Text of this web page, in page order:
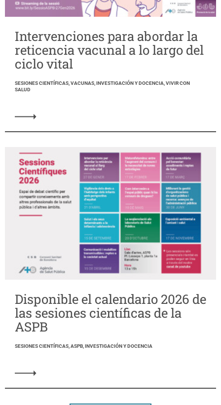
Intervenciones para abordar la
reticencia vacunal a lo largo del
ciclo vital
SESIONES CIENTÍFICAS, VACUNAS, INVESTIGACIÓN Y DOCENCIA, VIVIR CON
SALUD
Disponible el calendario 2026 de
las sesiones científicas de la
ASPB
SESIONES CIENTÍFICAS, ASPB, INVESTIGACIÓN Y DOCENCIA